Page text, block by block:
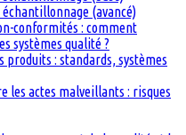
(avancé)
conformités : comment
systèmes qualité ?
produits : standards, systèmes
les actes malveillants : risques